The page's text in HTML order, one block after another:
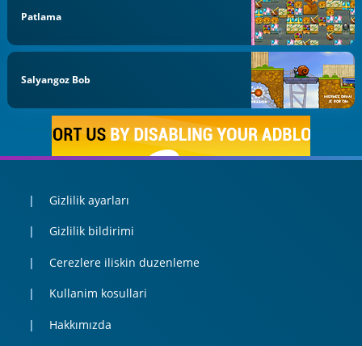
Patlama
Salyangoz Bob
Gizlilik ayarları
Gizlilik bildirimi
Cerezlere iliskin duzenleme
Kullanim kosullari
Hakkımızda